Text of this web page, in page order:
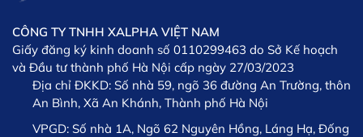
CÔNG TY TNHH XALPHA VIỆT NAM
Giấy đăng ký kinh doanh số 0110299463 do Sở Kế hoạch
và Đầu tư thành phố Hà Nội cấp ngày 27/03/2023
Địa chỉ ĐKKD: Số nhà 59, ngõ 36 đường An Trường, thôn
An Bình, Xã An Khánh, Thành phố Hà Nội
VPGD: Số nhà 1A, Ngõ 62 Nguyên Hồng, Láng Hạ, Đống